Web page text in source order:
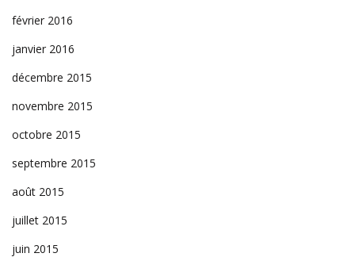
février 2016
janvier 2016
décembre 2015
novembre 2015
octobre 2015
septembre 2015
août 2015
juillet 2015
juin 2015